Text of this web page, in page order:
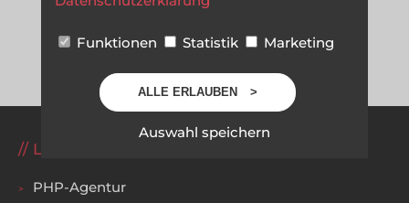
LEISTUNGEN
PHP-Agentur
Funktionen Statistik Marketing
ALLE ERLAUBEN
Auswahl speichern